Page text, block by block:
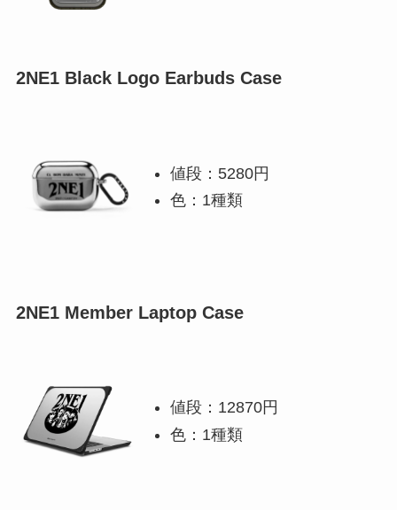
2NE1 Black Logo Earbuds Case
値段：5280円
色：1種類
2NE1 Member Laptop Case
値段：12870円
色：1種類